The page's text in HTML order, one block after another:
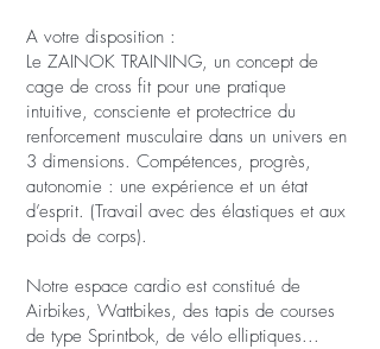
A votre disposition :
Le ZAINOK TRAINING, un concept de
cage de cross fit pour une pratique
intuitive, consciente et protectrice du
renforcement musculaire dans un univers en
3 dimensions. Compétences, progrès,
autonomie : une expérience et un état
d’esprit. (Travail avec des élastiques et aux
poids de corps).
Notre espace cardio est constitué de
Airbikes, Wattbikes, des tapis de courses
de type Sprintbok, de vélo elliptiques...